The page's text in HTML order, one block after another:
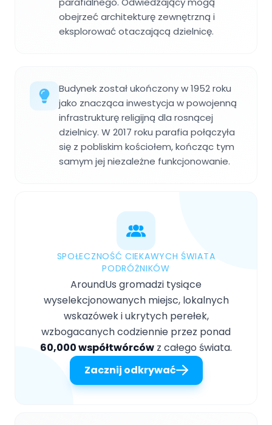
obejrzeć architekturę zewnętrzną i
eksplorować otaczającą dzielnicę.
Budynek został ukończony w 1952 roku
jako znacząca inwestycja w powojenną
infrastrukturę religijną dla rosnącej
dzielnicy. W 2017 roku parafia połączyła
się z pobliskim kościołem, kończąc tym
samym jej niezależne funkcjonowanie.
SPOŁECZNOŚĆ CIEKAWYCH ŚWIATA
PODRÓŻNIKÓW
AroundUs gromadzi tysiące
wyselekcjonowanych miejsc, lokalnych
wskazówek i ukrytych perełek,
wzbogacanych codziennie przez ponad
60,000 współtwórców z całego świata.
Zacznij odkrywać